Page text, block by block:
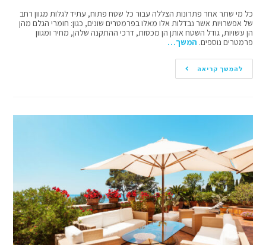
כל מי שתר אחר פתרונות הצללה עבור כל שטח פתוח, עתיד לגלות מגוון רחב
של אפשרויות אשר נבדלות אלו מאלו בפרמטרים שונים, כגון: חומרי הגלם מהן
הן עשויות, גודל השטח אותן הן מכסות, דרכי ההתקנה שלהן, מחיר ומגוון
פרמטרים נוספים. המשך…
להמשך קריאה